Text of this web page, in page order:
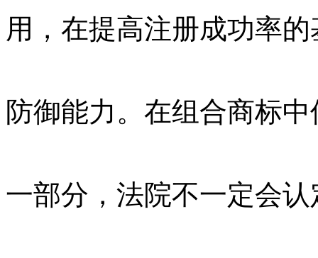
用，在提高注册成功率
防御能力。在组合商标
一部分，法院不一定会